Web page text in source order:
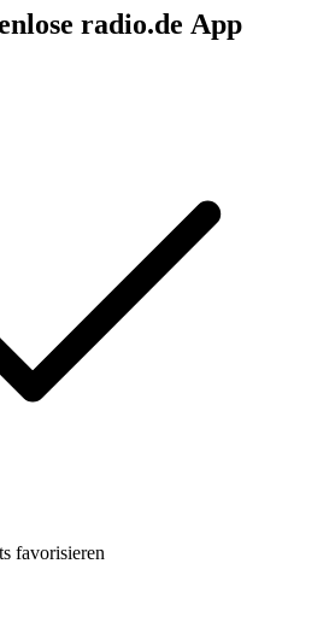
radio.de App
favorisieren